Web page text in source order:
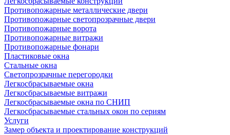
Противопожарные металлические двери
Противопожарные светопрозрачные двери
Противопожарные ворота
Противопожарные витражи
Противопожарные фонари
Пластиковые окна
Стальные окна
Светопрозрачные перегородки
Легкосбрасываемые окна
Легкосбрасываемые витражи
Легкосбрасываемые окна по СНИП
Легкосбрасываемые стальных окон по сериям
Услуги
Замер объекта и проектирование конструкций